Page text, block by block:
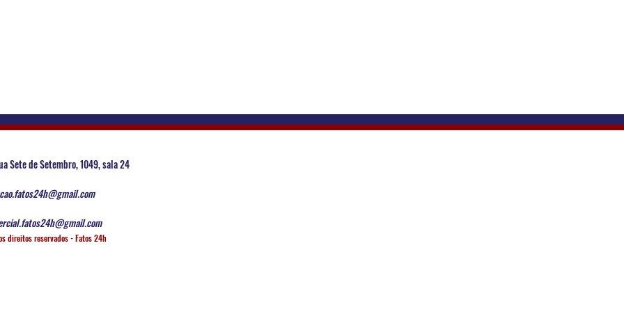
Sete de Setembro, 1049, sala 24
direitos reservados - Fatos 24h